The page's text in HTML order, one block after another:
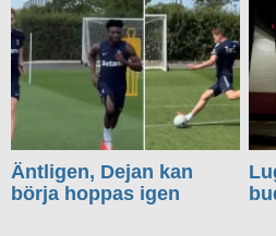
Äntligen, Dejan kan
börja hoppas igen